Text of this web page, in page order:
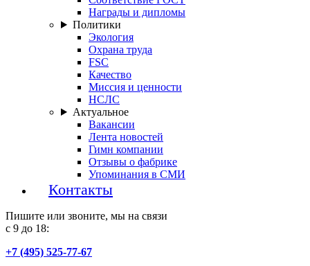
Награды и дипломы
Политики
Экология
Охрана труда
FSC
Качество
Миссия и ценности
НСЛС
Актуальное
Вакансии
Лента новостей
Гимн компании
Отзывы о фабрике
Упоминания в СМИ
Контакты
Пишите или звоните, мы на связи
с 9 до 18:
+7 (495) 525-77-67